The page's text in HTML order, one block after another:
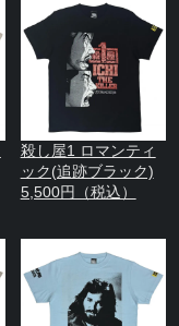
殺し屋1 ロマンティ
ック(追跡ブラック)
5,500円（税込）